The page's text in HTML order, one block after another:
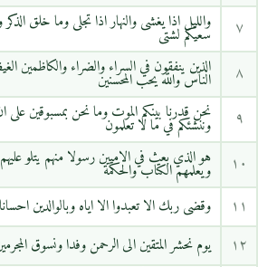
٧
والليل اذا يغشى والنهار اذا تجلى وما خلق الذكر
سعيكم لشتى
٨
الذين ينفقون في السراء والضراء والكاظمين
الناس والله يحب المحسنين
٩
نحن قدرنا بينكم الموت وما نحن بمسبوقين على
وننشئكم في ما لا تعلمون
١٠
هو الذي بعث في الاميين رسولا منهم يتلو عليهم
ويعلمهم الكتاب والحكمة
١١
وقضى ربك الا تعبدوا الا اياه وبالوالدين احسانا
١٢
يوم نحشر المتقين الى الرحمن وفدا ونسوق